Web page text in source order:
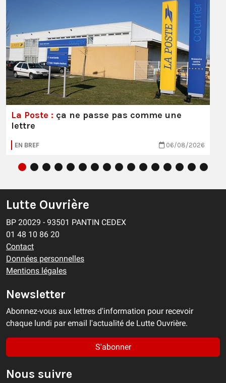
La Poste : ça ne passe pas comme une
lettre
EN BREF 06/08/2026
Lutte Ouvrière
BP 20029 - 93501 PANTIN CEDEX
01 48 10 86 20
Contact
Données personnelles
Mentions légales
Newsletter
Abonnez-vous aux lettres d'information pour recevoir
chaque lundi par email l'actualité de Lutte Ouvrière.
S'abonner
Nous suivre